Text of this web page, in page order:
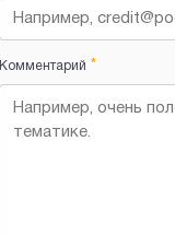
Комментарий *